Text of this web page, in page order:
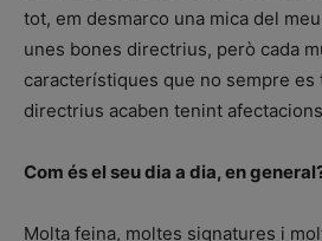
tot, em desmarco una mica del
unes bones directrius, però cada
característiques que no sempre
directrius acaben tenint
Com és el seu dia a dia, en
Molta feina, moltes signatures i